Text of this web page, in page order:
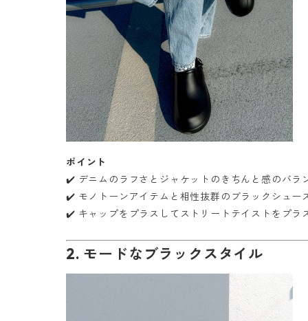
ポイント
✔️ デニムのラフさとジャケットのきちんと感のバラ
✔️ モノトーンアイテムと相性抜群のブラックシュー
✔️ キャップをプラスしてストリートテイストをプラ
2. モードなブラックスタイル